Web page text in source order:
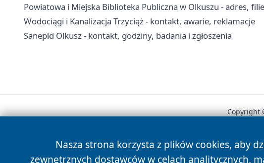
Powiatowa i Miejska Biblioteka Publiczna w Olkuszu - adres,
Wodociągi i Kanalizacja Trzyciąż - kontakt, awarie, reklamacje
Sanepid Olkusz - kontakt, godziny, badania i zgłoszenia
Nasza strona korzysta z plików cookies, aby
zewnętrznych dostawców w celach analitycznych,
Copyright
News